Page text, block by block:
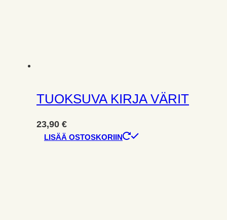
TUOKSUVA KIRJA VÄRIT
23,90 €
LISÄÄ OSTOSKORIIN